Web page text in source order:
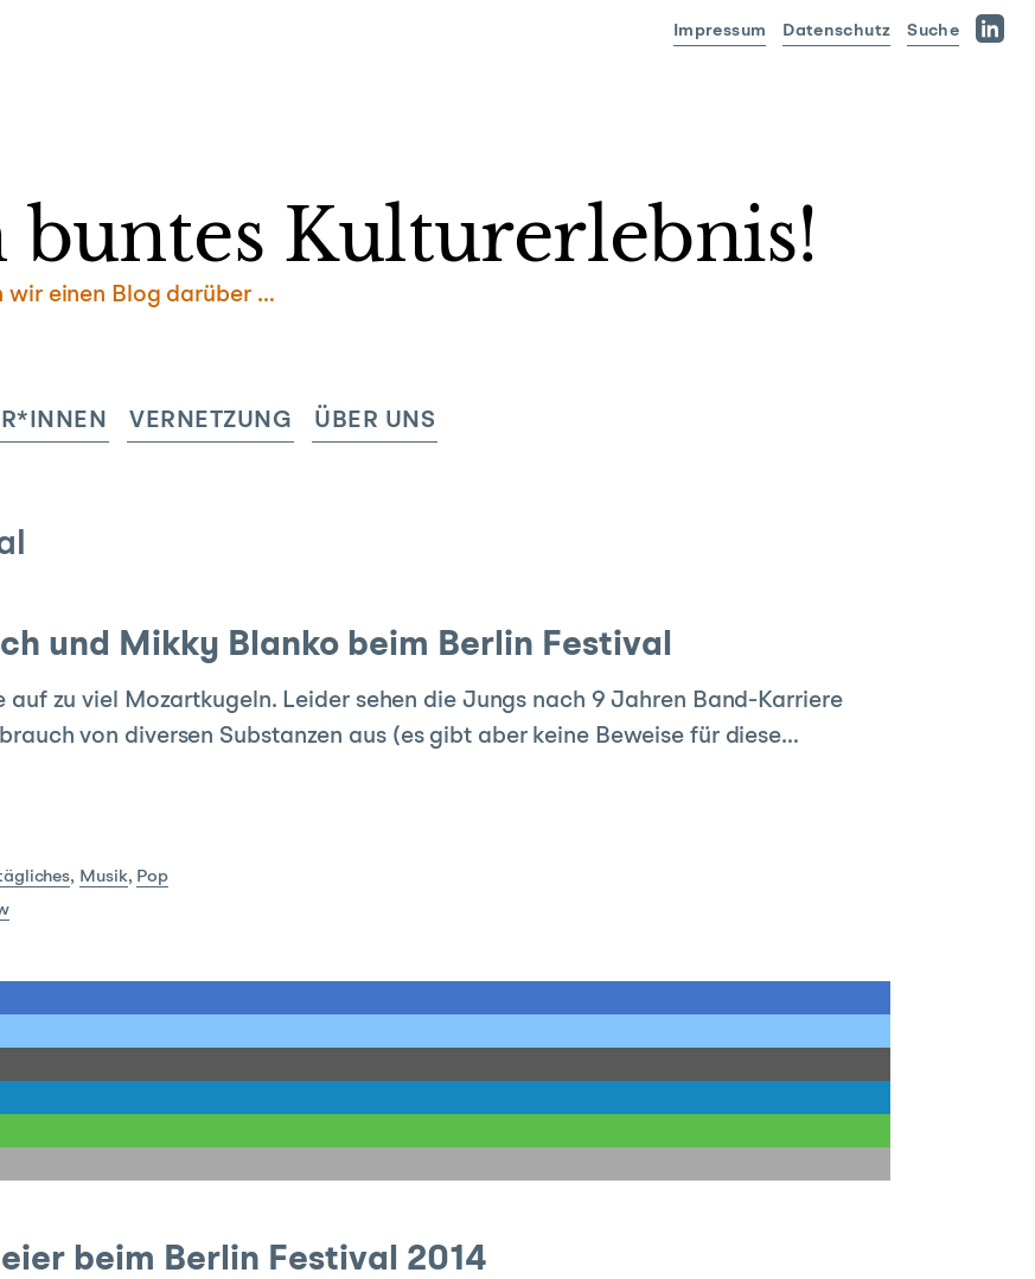
buntes Kulturerlebnis!
wir einen Blog darüber …
VERNETZUNG ÜBER UNS
Impressum Datenschutz
Suche
und Mikky Blanko beim Berlin Festival
zu viel Mozartkugeln. Leider sehen die Jungs nach 9 Jahren Band-Karriere
von diversen Substanzen aus (es gibt aber keine Beweise für diese…
, Musik, Pop
beim Berlin Festival 2014